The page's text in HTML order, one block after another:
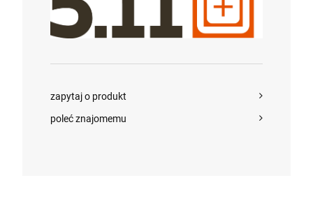
Cena regularna: 2 300,00 zł
Najniższa cena: 2 300,00 zł
szt.
DO KOSZYKA
szt.
POWIADOM O DOSTĘPNOŚCI
zapytaj o produkt
poleć znajomemu